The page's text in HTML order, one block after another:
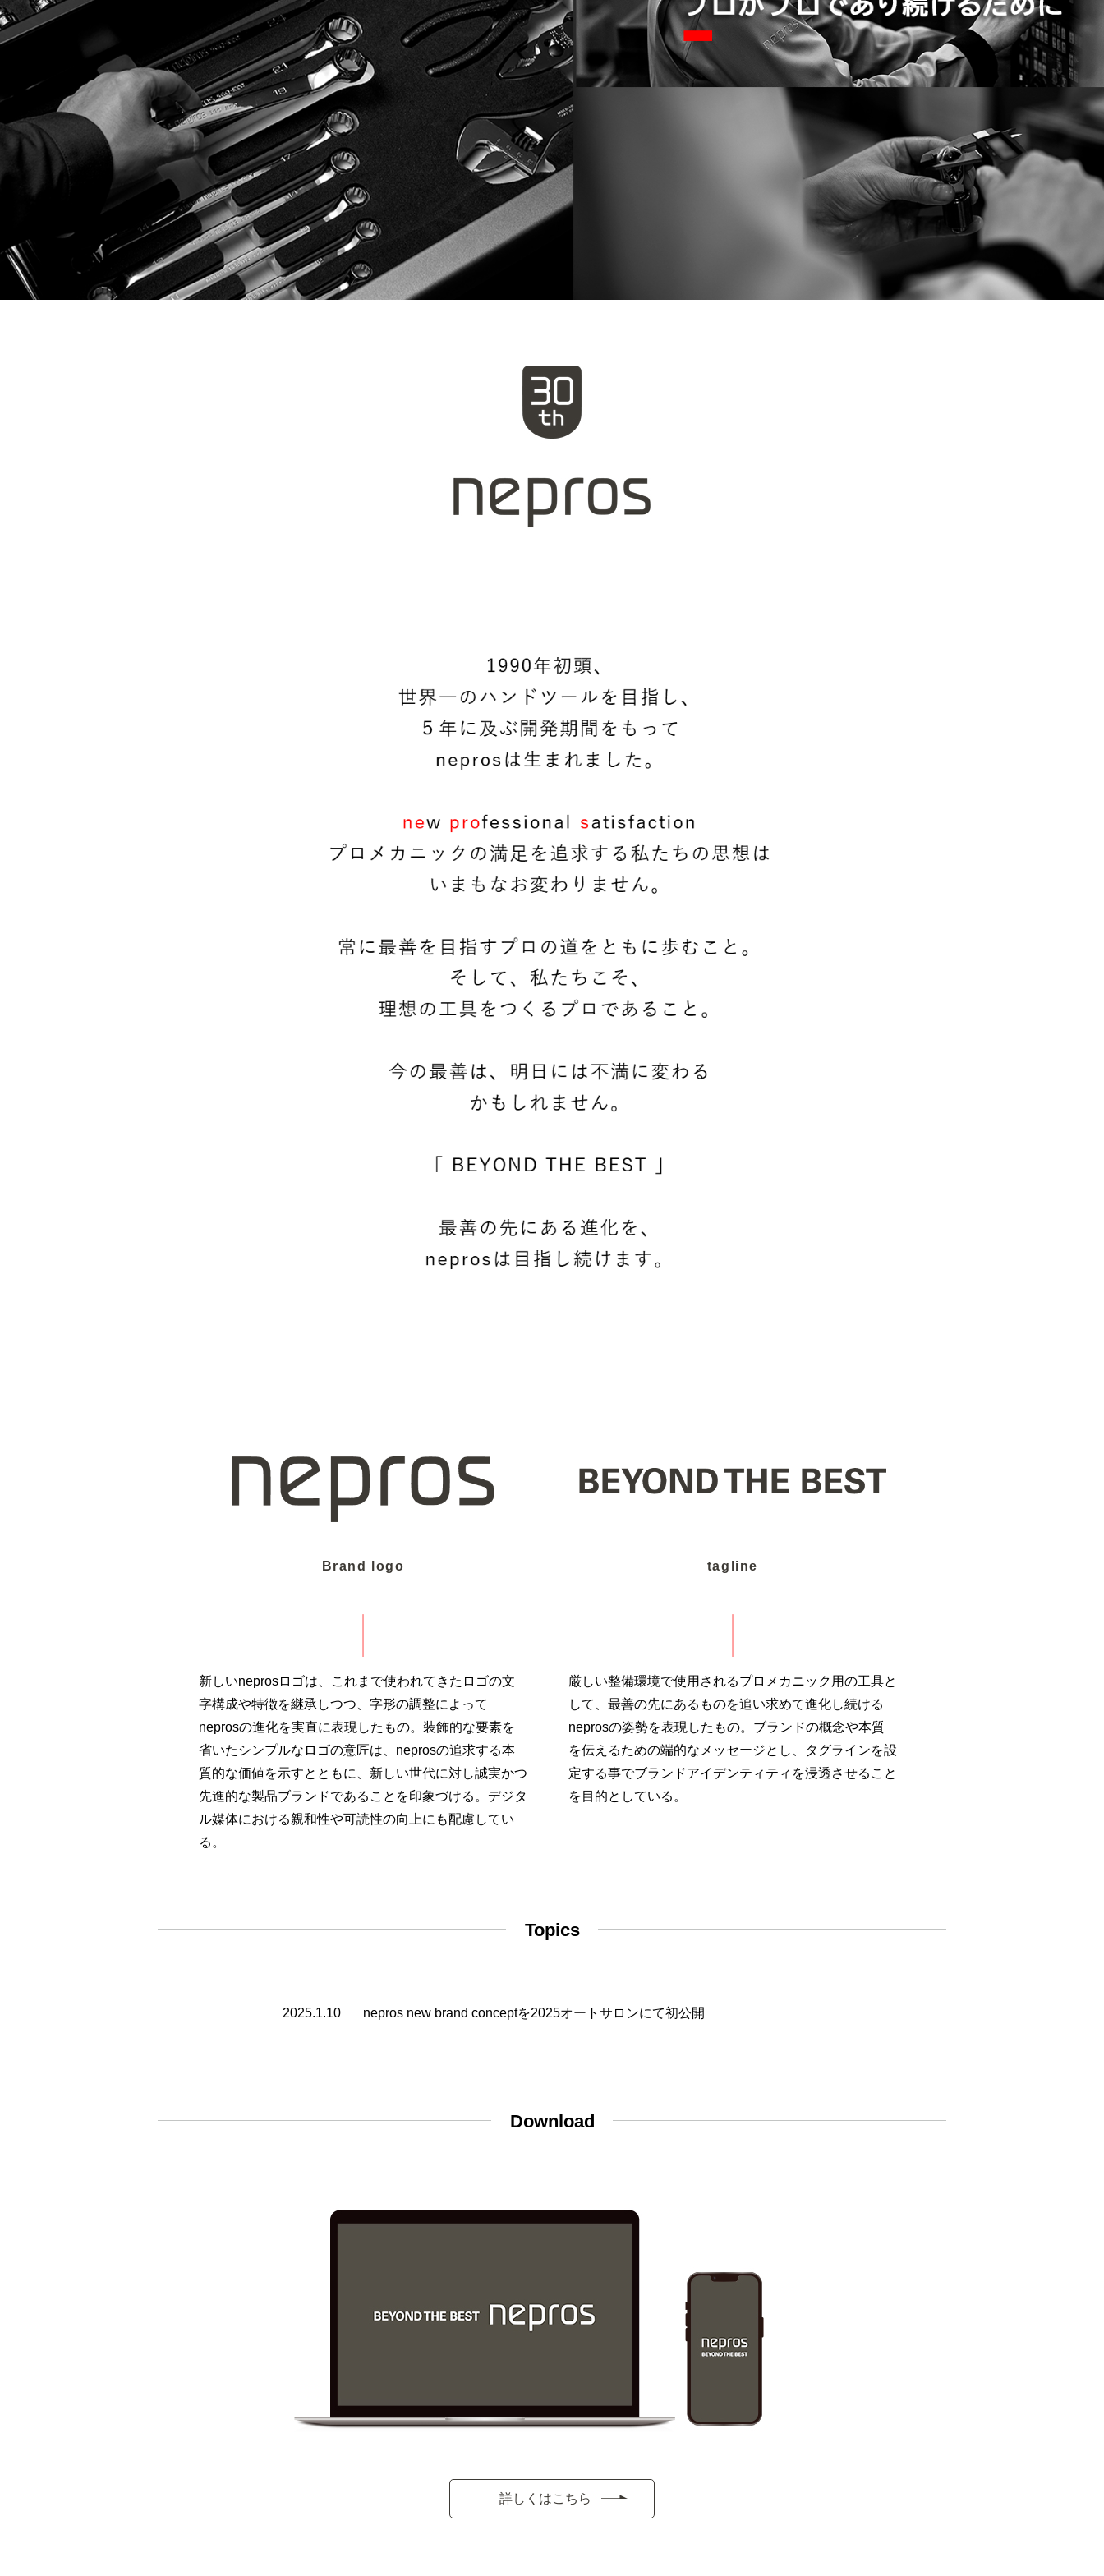
Brand logo
新しいneprosロゴは、これまで使われてきたロゴの文
字構成や特徴を継承しつつ、字形の調整によって
neprosの進化を実直に表現したもの。装飾的な要素を
省いたシンプルなロゴの意匠は、neprosの追求する本
質的な価値を示すとともに、新しい世代に対し誠実かつ
先進的な製品ブランドであることを印象づける。デジタ
ル媒体における親和性や可読性の向上にも配慮してい
る。
tagline
厳しい整備環境で使用されるプロメカニック用の工具と
して、最善の先にあるものを追い求めて進化し続ける
neprosの姿勢を表現したもの。ブランドの概念や本質
を伝えるための端的なメッセージとし、タグラインを設
定する事でブランドアイデンティティを浸透させること
を目的としている。
Topics
2025.1.10 nepros new brand conceptを2025オートサロンにて初公開
Download
詳しくはこちら